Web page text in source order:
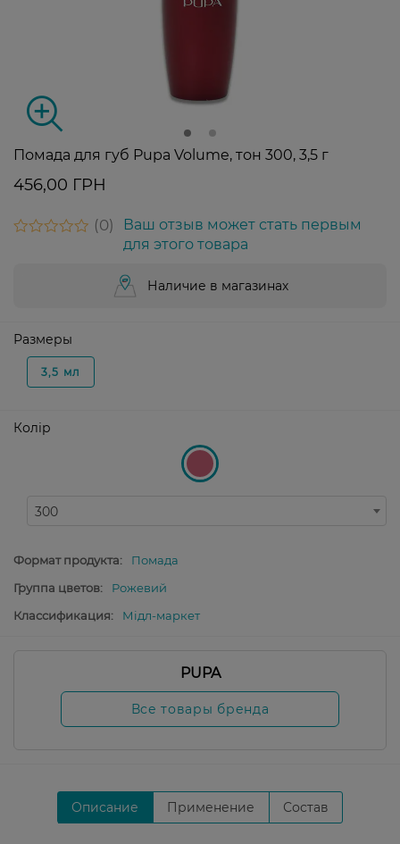
Помада для губ Pupa Volume, тон 300, 3,5 г
456,00 ГРН
0
Ваш отзыв может стать первым
для этого товара
Наличие в магазинах
Размеры
3,5 мл
Колір
300
Формат продукта:
Помада
Группа цветов:
Рожевий
Классификация:
Мідл-маркет
PUPA
Все товары бренда
Описание Применение Состав